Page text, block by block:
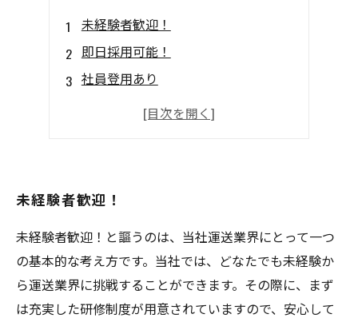
未経験者歓迎！
即日採用可能！
社員登用あり
福利厚生充実
未経験者歓迎！
未経験者歓迎！と謳うのは、当社運送業界にとって一つ
の基本的な考え方です。当社では、どなたでも未経験か
ら運送業界に挑戦することができます。その際に、まず
は充実した研修制度が用意されていますので、安心して